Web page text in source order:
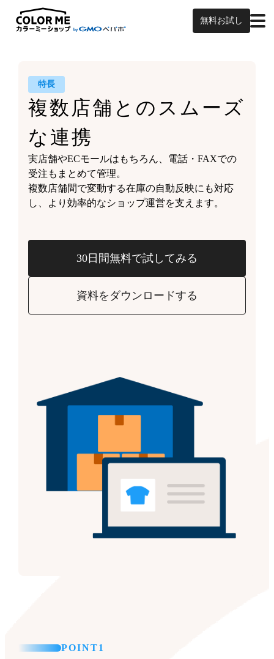
無料お試し
特長
複数店舗との スムーズ
な連携
実店舗やECモールはもちろん、 電話・FAXでの
受注もまとめて管理。
複数店舗間で変動する在庫の自動反映にも対応
し、 より効率的なショップ運営を支えます。
30日間無料で試してみる
資料をダウンロードする
POINT1